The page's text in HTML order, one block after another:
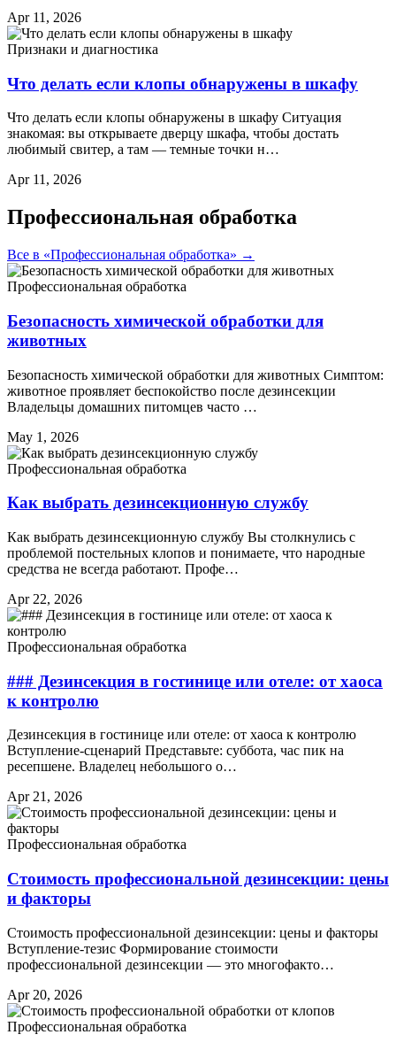
Apr 11, 2026
Признаки и диагностика
Что делать если клопы обнаружены в шкафу
Что делать если клопы обнаружены в шкафу Ситуация
знакомая: вы открываете дверцу шкафа, чтобы достать
любимый свитер, а там — темные точки н…
Apr 11, 2026
Профессиональная обработка
Все в «Профессиональная обработка» →
Профессиональная обработка
Безопасность химической обработки для
животных
Безопасность химической обработки для животных Симптом:
животное проявляет беспокойство после дезинсекции
Владельцы домашних питомцев часто …
May 1, 2026
Профессиональная обработка
Как выбрать дезинсекционную службу
Как выбрать дезинсекционную службу Вы столкнулись с
проблемой постельных клопов и понимаете, что народные
средства не всегда работают. Профе…
Apr 22, 2026
Профессиональная обработка
### Дезинсекция в гостинице или отеле: от хаоса
к контролю
Дезинсекция в гостинице или отеле: от хаоса к контролю
Вступление-сценарий Представьте: суббота, час пик на
ресепшене. Владелец небольшого о…
Apr 21, 2026
Профессиональная обработка
Стоимость профессиональной дезинсекции: цены
и факторы
Стоимость профессиональной дезинсекции: цены и факторы
Вступление-тезис Формирование стоимости
профессиональной дезинсекции — это многофакто…
Apr 20, 2026
Профессиональная обработка